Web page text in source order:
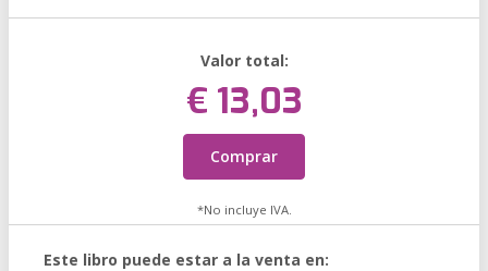
Valor total:
€ 13,03
Comprar
*No incluye IVA.
Este libro puede estar a la venta en: